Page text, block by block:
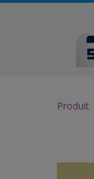
Produit